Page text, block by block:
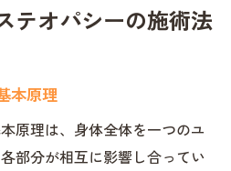
テオパシーの施術法
本原理
原理は、身体全体を一つのユ
部分が相互に影響し合ってい